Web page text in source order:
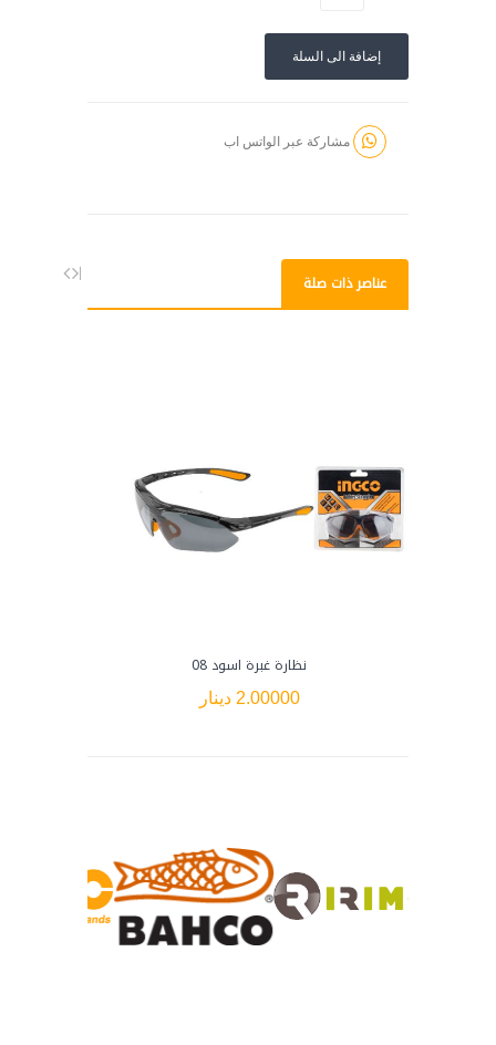
إضافة الى السلة
مشاركة عبر الواتس اب
عناصر ذات صلة
نظارة غبرة اسود 08
2.00000 دينار